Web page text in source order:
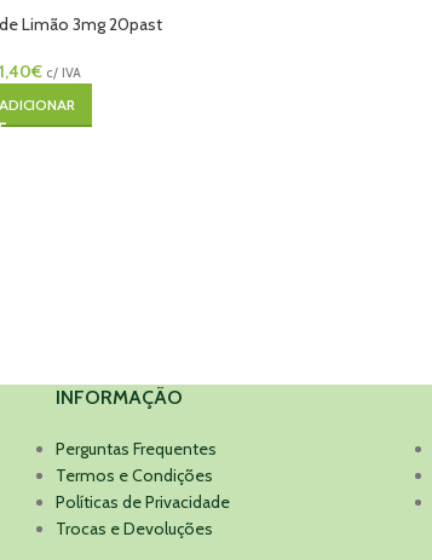
Limão 3mg 20past
€ c/ IVA
ADICIONAR
INFORMAÇÃO
Perguntas Frequentes
Termos e Condições
Políticas de Privacidade
Trocas e Devoluções